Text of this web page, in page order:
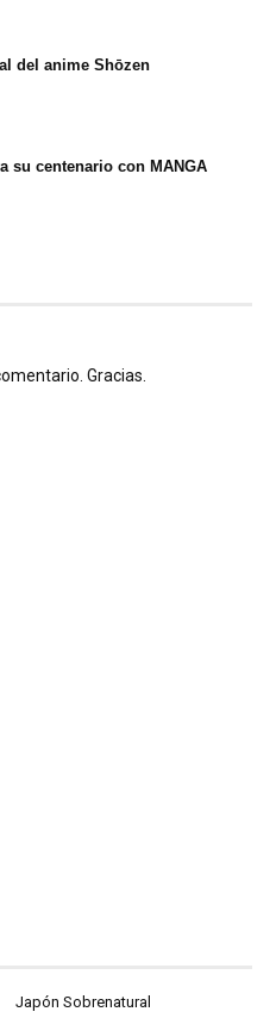
del anime Shōzen
su centenario con MANGA
Gracias.
Japón Sobrenatural